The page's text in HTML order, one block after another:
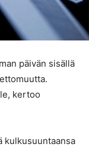
päivän sisällä
kertoo
kulkusuuntaansa